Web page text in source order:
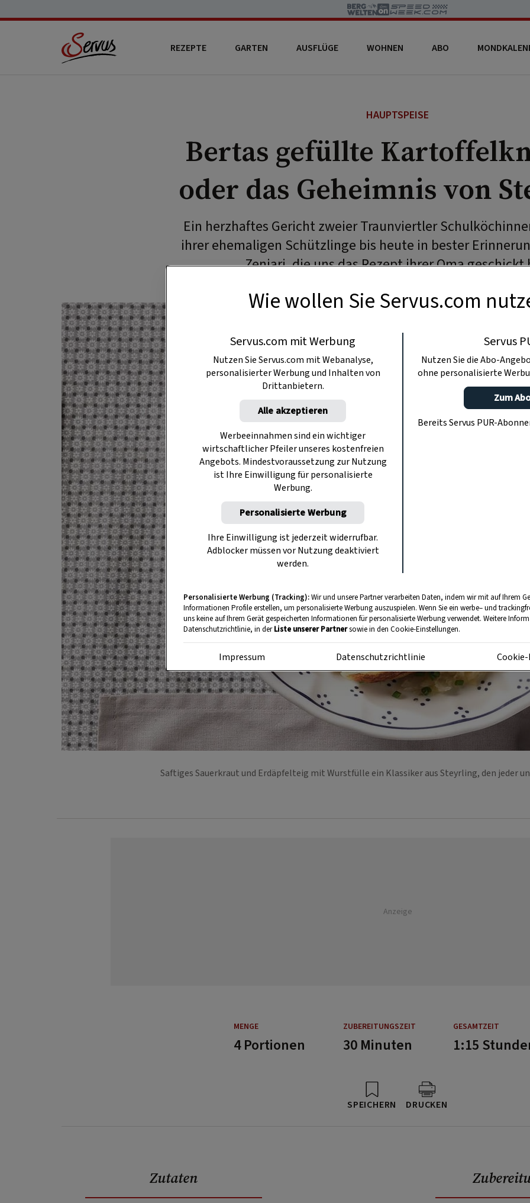
REZEPTE GARTEN AUSFLÜGE WOHNEN ABO
HAUPTSPEISE
Bertas gefüllte
oder das Geheimnis von
Ein herzhaftes Gericht zweier Traunviertler
ihrer ehemaligen Schützlinge bis heute in bester
Zenjari, die uns das Rezept ihrer Oma geschickt
Saftiges Sauerkraut und Erdäpfelteig mit Wurstfülle ein Klassiker aus Steyrling, den jeder
Anzeige
MENGE ZUBEREITUNGSZEIT GESAMTZEIT
4 Portionen 30 Minuten 1:15
SPEICHERN DRUCKEN
Zutaten
Wie wollen Sie Servus.com
Servus.com mit Werbung
Nutzen Sie Servus.com mit Webanalyse,
personalisierter Werbung und Inhalten von
Drittanbietern.
Alle akzeptieren
Werbeeinnahmen sind ein wichtiger
wirtschaftlicher Pfeiler unseres kostenfreien
Angebots. Mindestvoraussetzung zur Nutzung
ist Ihre Einwilligung für personalisierte
Werbung.
Personalisierte Werbung
Ihre Einwilligung ist jederzeit widerrufbar.
Adblocker müssen vor Nutzung deaktiviert
werden.
Servus
Nutzen Sie die Abo-
ohne personalisierte
Zum
Bereits Servus PUR-
Personalisierte Werbung (Tracking):Wir und unsere Partner verarbeiten Daten, indem wir mit auf Ihrem
Informationen Profile erstellen, um personalisierte Werbung auszuspielen. Wenn Sie ein werbe– und
uns keine auf Ihrem Gerät gespeicherten Informationen für personalisierte Werbung verwendet. Weitere
Datenschutzrichtlinie, in derListe unserer Partnersowie in den Cookie-Einstellungen.
Impressum Datenschutzrichtlinie